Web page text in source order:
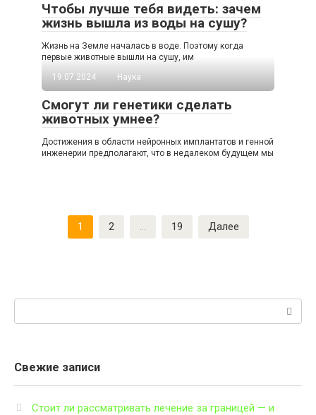
Чтобы лучше тебя видеть: зачем
жизнь вышла из воды на сушу?
Жизнь на Земле началась в воде. Поэтому когда
первые животные вышли на сушу, им
19.07.2024
Наука
Смогут ли генетики сделать
животных умнее?
Достижения в области нейронных имплантатов и генной
инженерии предполагают, что в недалеком будущем мы
1 2 … 19 Далее
Свежие записи
Стоит ли рассматривать лечение за границей — и